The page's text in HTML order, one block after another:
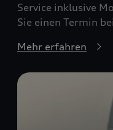
Service inklusive
Sie einen Termin
Mehr erfahren